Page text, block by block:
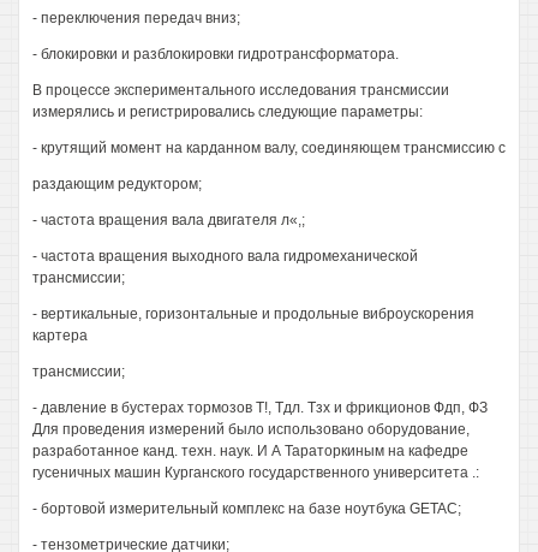
- переключения передач вниз;
- блокировки и разблокировки гидротрансформатора.
В процессе экспериментального исследования трансмиссии
измерялись и регистрировались следующие параметры:
- крутящий момент на карданном валу, соединяющем трансмиссию с
раздающим редуктором;
- частота вращения вала двигателя л«,;
- частота вращения выходного вала гидромеханической
трансмиссии;
- вертикальные, горизонтальные и продольные виброускорения
картера
трансмиссии;
- давление в бустерах тормозов Т!, Тдл. Тзх и фрикционов Фдп, ФЗ
Для проведения измерений было использовано оборудование,
разработанное канд. техн. наук. И А Тараторкиным на кафедре
гусеничных машин Курганского государственного университета .:
- бортовой измерительный комплекс на базе ноутбука GETAC;
- тензометрические датчики;